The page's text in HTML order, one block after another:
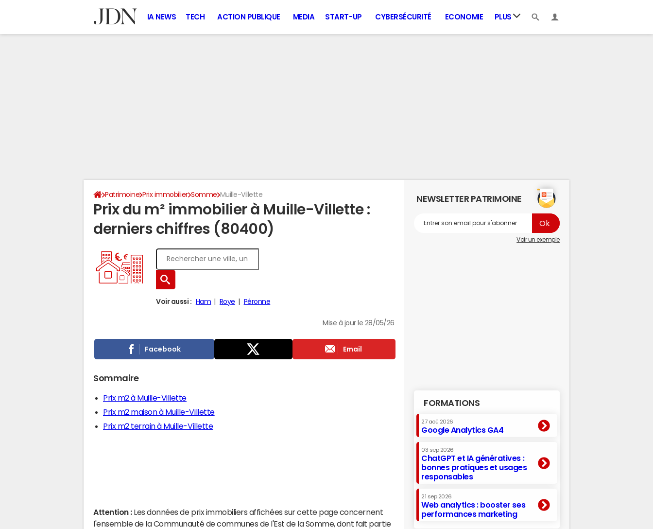
IA NEWS TECH ACTION PUBLIQUE MEDIA START-UP CYBERSÉCURITÉ ECONOMIE PLUS
Patrimoine Prix immobilier Somme Muille-Villette
Prix du m² immobilier à Muille-Villette :
derniers chiffres (80400)
Voir aussi : Ham Roye Péronne
Mise à jour le 28/05/26
Facebook Email
Sommaire
Prix m2 à Muille-Villette
Prix m2 maison à Muille-Villette
Prix m2 terrain à Muille-Villette
Attention : Les données de prix immobiliers affichées sur cette page concernent
l'ensemble de la Communauté de communes de l'Est de la Somme, dont fait partie
NEWSLETTER PATRIMOINE
Voir un exemple
FORMATIONS
27 aoû 2026
Google Analytics GA4
03 sep 2026
ChatGPT et IA génératives :
bonnes pratiques et usages
responsables
21 sep 2026
Web analytics : booster ses
performances marketing